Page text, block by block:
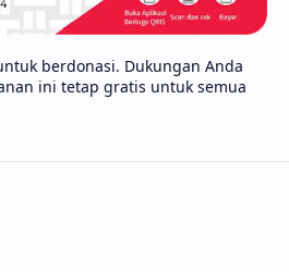
berdonasi. Dukungan Anda
ini tetap gratis untuk semua